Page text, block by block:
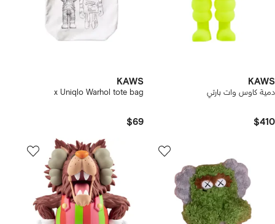
KAWS
دمية كاوس وات بارتي
$410
KAWS
x Uniqlo Warhol tote bag
$69